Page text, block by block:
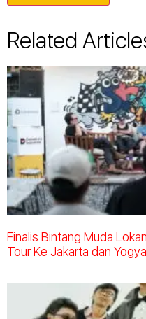
Related
Finalis Bintang Muda
Tour Ke Jakarta dan